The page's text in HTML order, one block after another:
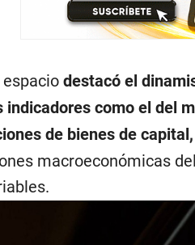
espacio destacó el
indicadores como el del
de bienes de
macroeconómicas